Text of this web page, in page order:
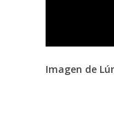
Imagen de